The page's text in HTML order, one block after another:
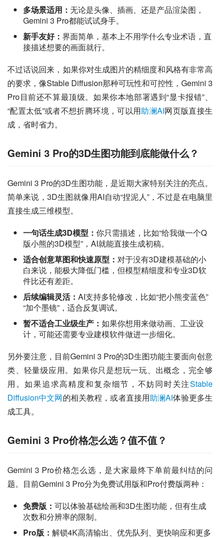
多场景适用： 无论是头像、插画、还是产品渲染图，
Gemini 3 Pro都能试试身手。
新手友好： 界面简单，基本上不用学什么专业术语，直
接描述想要的画面就行。
不过话说回来，如果你对生成图片的精细度和风格有非常高
的要求，像Stable Diffusion那种可玩性和可控性，Gemini 3
Pro目前还不算最顶级。如果你本地部署遇到“显卡报错”、
“配置太低”或者不想折腾环境，可以用助澜AI网页版直接生
成，省时省力。
Gemini 3 Pro的3D生图功能到底能做什么？
Gemini 3 Pro的3D生图功能，是近期大家特别关注的亮点。
简单来说，3D生图就像用AI自动“捏泥人”，不过是在电脑里
直接生成三维模型。
一句话生成3D模型： 你只需描述，比如“给我做一个Q
版小熊的3D模型”，AI就能直接生成初稿。
适合创意草图和快速原型： 对于没有3D建模基础的小
白来说，能极大降低门槛，但模型精细度和专业3D软
件比还有差距。
后续编辑灵活： AI支持多轮修改，比如“把小熊变蓝色”
“加个墨镜”，适合反复调试。
暂不适合工业级生产： 如果你想用来做动画、工业设
计，可能还需要专业建模软件做进一步细化。
另外要注意，目前Gemini 3 Pro的3D生图功能主要面向创意
类、轻量级应用。如果你只是想玩一玩、出概念，完全够
用。如果追求高精度和复杂细节，不妨同时关注Stable
Diffusion中文网的相关教程，或者直接用助澜AI体验更多生
成工具。
Gemini 3 Pro价格怎么选？值不值？
Gemini 3 Pro价格怎么选，是大家最终下单前最纠结的问
题。目前Gemini 3 Pro分为免费试用版和Pro付费版两种：
免费版： 可以体验基础绘画和3D生图功能，但有生成
次数和分辨率的限制。
Pro版： 解锁4K高清输出、优先队列、更快响应和更多